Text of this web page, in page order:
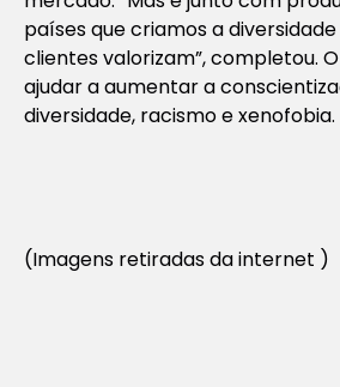
países que criamos a
clientes valorizam”, completou.
ajudar a aumentar a
diversidade, racismo e xenofobia.
(Imagens retiradas da internet )